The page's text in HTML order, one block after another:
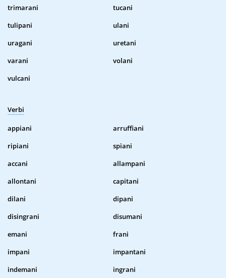
trimarani
tucani
tulipani
ulani
uragani
uretani
varani
volani
vulcani
Verbi
appiani
arruffiani
ripiani
spiani
accani
allampani
allontani
capitani
dilani
dipani
disingrani
disumani
emani
frani
impani
impantani
indemani
ingrani